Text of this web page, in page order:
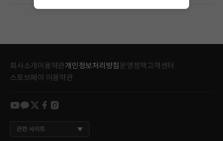
회사소개이용약관개인정보처리방침 운영정책고객센터
스토브페이 이용약관
youtube
kakao
twitter
facebook
instagram
관련 사이트